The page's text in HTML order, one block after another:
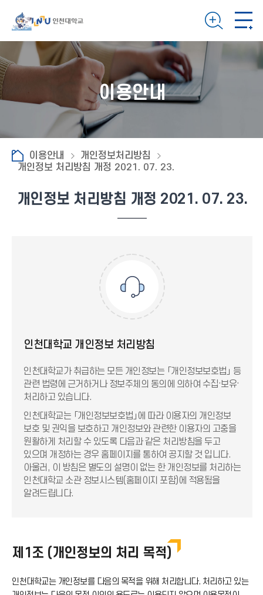
이용안내
이용안내
개인정보처리방침
개인정보 처리방침 개정 2021. 07. 23.
개인정보 처리방침 개정 2021. 07. 23.
인천대학교 개인정보 처리방침
인천대학교가 취급하는 모든 개인정보는 「개인정보보호법」 등
관련 법령에 근거하거나 정보주체의 동의에 의하여 수집·보유·
처리하고 있습니다.
인천대학교는 「개인정보보호법」에 따라 이용자의 개인정보
보호 및 권익을 보호하고 개인정보와 관련한 이용자의 고충을
원활하게 처리할 수 있도록 다음과 같은 처리방침을 두고
있으며 개정하는 경우 홈페이지를 통하여 공지할 것 입니다.
아울러, 이 방침은 별도의 설명이 없는 한 개인정보를 처리하는
인천대학교 소관 정보시스템(홈페이지 포함)에 적용됨을
알려드립니다.
제1조 (개인정보의 처리 목적)
인천대학교는 개인정보를 다음의 목적을 위해 처리합니다. 처리하고 있는